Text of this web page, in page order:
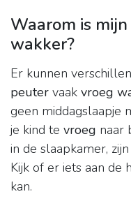
Waarom is
wakker?
Er kunnen
peuter vaak vroeg
geen middagslaapje
je kind te vroeg naar
in de slaapkamer,
Kijk of er iets aan de
kan.